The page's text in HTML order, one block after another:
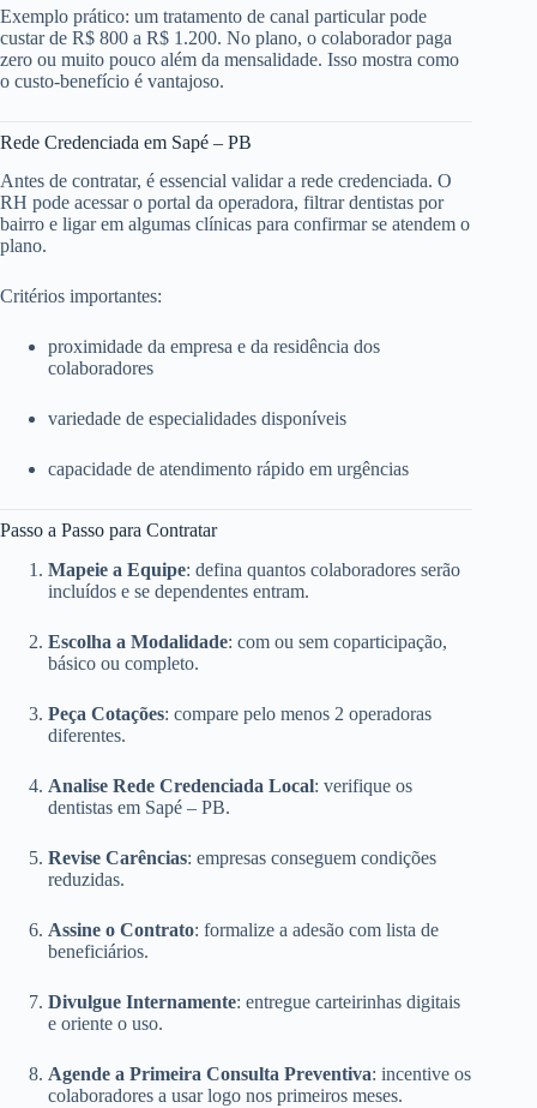
Exemplo prático: um tratamento de canal particular pode
custar de R$ 800 a R$ 1.200. No plano, o colaborador paga
zero ou muito pouco além da mensalidade. Isso mostra como
o custo-benefício é vantajoso.
Rede Credenciada em Sapé – PB
Antes de contratar, é essencial validar a rede credenciada. O
RH pode acessar o portal da operadora, filtrar dentistas por
bairro e ligar em algumas clínicas para confirmar se atendem o
plano.
Critérios importantes:
proximidade da empresa e da residência dos
colaboradores
variedade de especialidades disponíveis
capacidade de atendimento rápido em urgências
Passo a Passo para Contratar
Mapeie a Equipe: defina quantos colaboradores serão
incluídos e se dependentes entram.
Escolha a Modalidade: com ou sem coparticipação,
básico ou completo.
Peça Cotações: compare pelo menos 2 operadoras
diferentes.
Analise Rede Credenciada Local: verifique os
dentistas em Sapé – PB.
Revise Carências: empresas conseguem condições
reduzidas.
Assine o Contrato: formalize a adesão com lista de
beneficiários.
Divulgue Internamente: entregue carteirinhas digitais
e oriente o uso.
Agende a Primeira Consulta Preventiva: incentive os
colaboradores a usar logo nos primeiros meses.